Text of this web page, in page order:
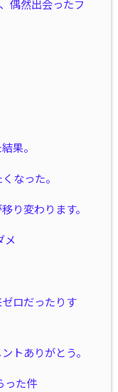
然出会ったフ
果。
なった。
り変わります。
メ
ロだったりす
トありがとう。
った件